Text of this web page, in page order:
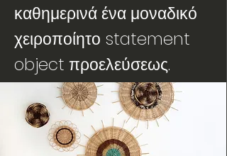
καθημερινά ένα μοναδικό
χειροποίητο statement
object προελεύσεως.